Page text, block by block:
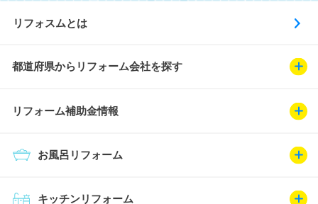
リフォスムとは
都道府県からリフォーム会社を探す
リフォーム補助金情報
キッチンリフォーム
お風呂リフォーム